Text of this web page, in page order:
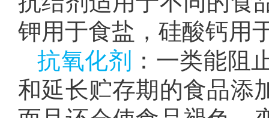
钾用于食盐，硅酸钙用
抗氧化剂
：一类能阻
和延长贮存期的食品添